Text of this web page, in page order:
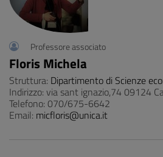
Professore associato
Floris Michela
Struttura: Dipartimento di Scienze
Indirizzo: via sant ignazio,74 09124
Telefono: 070/675-6642
Email: micfloris@unica.it